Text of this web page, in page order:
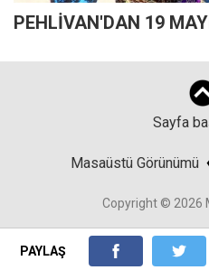
PAYLAŞ
PEHLİVAN'DAN 19
Sayfa
Masaüstü Görünümü
Copyright © 2026